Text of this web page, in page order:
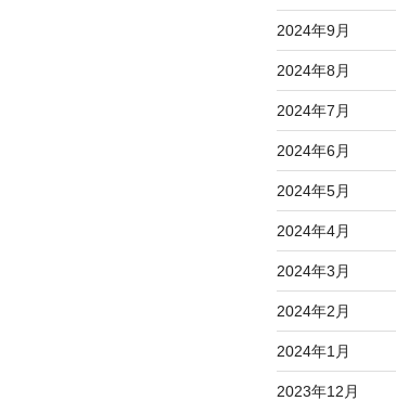
2024年9月
2024年8月
2024年7月
2024年6月
2024年5月
2024年4月
2024年3月
2024年2月
2024年1月
2023年12月